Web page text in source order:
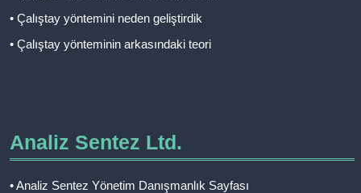
• Çalıştay yöntemini neden geliştirdik
• Çalıştay yönteminin arkasındaki teori
Analiz Sentez Ltd.
• Analiz Sentez Yönetim Danışmanlık Sayfası